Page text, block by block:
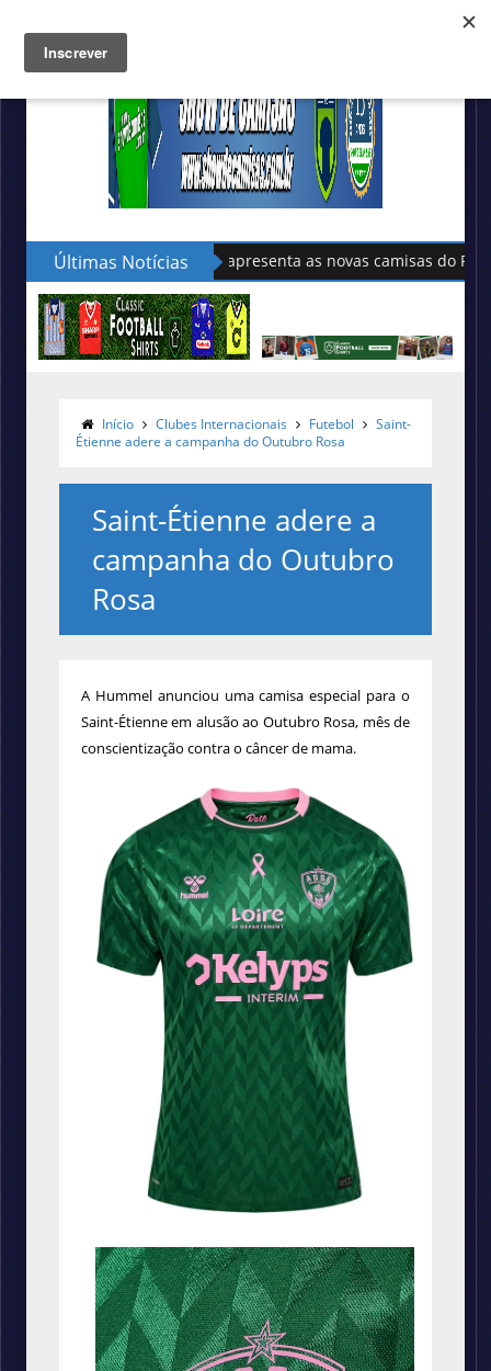
Últimas Notícias
Sudu apresenta as novas camisas do País de Gales
Início Clubes Internacionais Futebol
Saint-
Étienne adere a campanha do Outubro Rosa
Saint-Étienne adere a
campanha do Outubro
Rosa
A Hummel anunciou uma camisa especial para o
Saint-Étienne em alusão ao Outubro Rosa, mês de
conscientização contra o câncer de mama.